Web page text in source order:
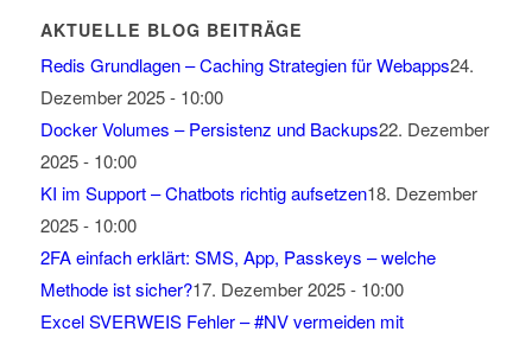
AKTUELLE BLOG BEITRÄGE
Redis Grundlagen – Caching Strategien für Webapps24.
Dezember 2025 - 10:00
Docker Volumes – Persistenz und Backups22. Dezember
2025 - 10:00
KI im Support – Chatbots richtig aufsetzen18. Dezember
2025 - 10:00
2FA einfach erklärt: SMS, App, Passkeys – welche
Methode ist sicher?17. Dezember 2025 - 10:00
Excel SVERWEIS Fehler – #NV vermeiden mit